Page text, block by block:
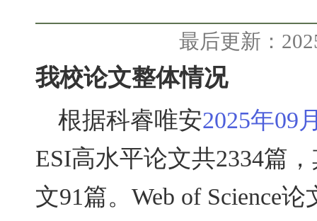
最后更新：
我校论文整体情况
根据科睿唯安2025年09
ESI高水平论文共2334篇
文91篇。 Web of Science论